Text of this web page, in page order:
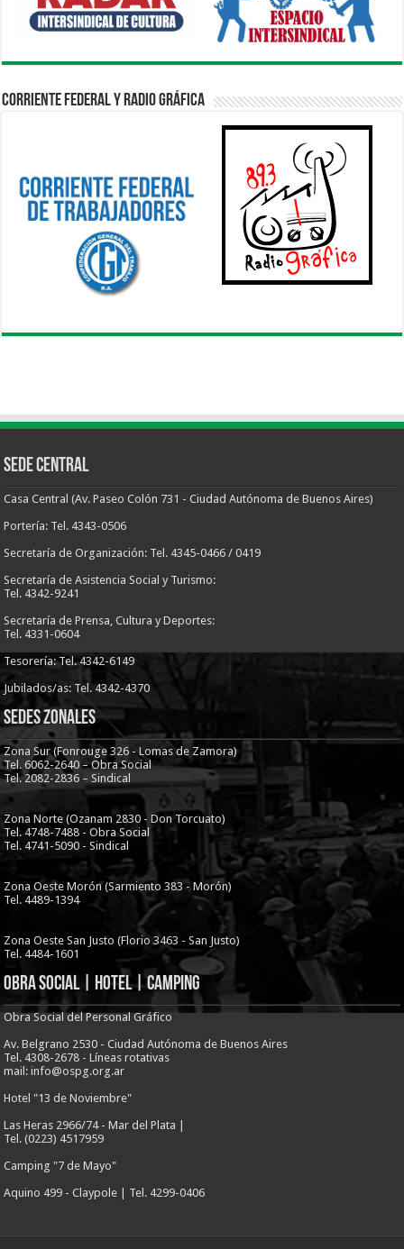
Corriente Federal y Radio Gráfica
Sede Central
Casa Central (Av. Paseo Colón 731 - Ciudad Autónoma de Buenos Aires)
Portería: Tel. 4343-0506
Secretaría de Organización: Tel. 4345-0466 / 0419
Secretaría de Asistencia Social y Turismo:
Tel. 4342-9241
Secretaría de Prensa, Cultura y Deportes:
Tel. 4331-0604
Tesorería: Tel. 4342-6149
Jubilados/as: Tel. 4342-4370
Sedes Zonales
Zona Sur (Fonrouge 326 - Lomas de Zamora)
Tel. 6062-2640 – Obra Social
Tel. 2082-2836 – Sindical
Zona Norte (Ozanam 2830 - Don Torcuato)
Tel. 4748-7488 - Obra Social
Tel. 4741-5090 - Sindical
Zona Oeste Morón (Sarmiento 383 - Morón)
Tel. 4489-1394
Zona Oeste San Justo (Florio 3463 - San Justo)
Tel. 4484-1601
Obra Social | Hotel | Camping
Obra Social del Personal Gráfico
Av. Belgrano 2530 - Ciudad Autónoma de Buenos Aires
Tel. 4308-2678 - Líneas rotativas
mail: info@ospg.org.ar
Hotel "13 de Noviembre"
Las Heras 2966/74 - Mar del Plata |
Tel. (0223) 4517959
Camping "7 de Mayo"
Aquino 499 - Claypole | Tel. 4299-0406